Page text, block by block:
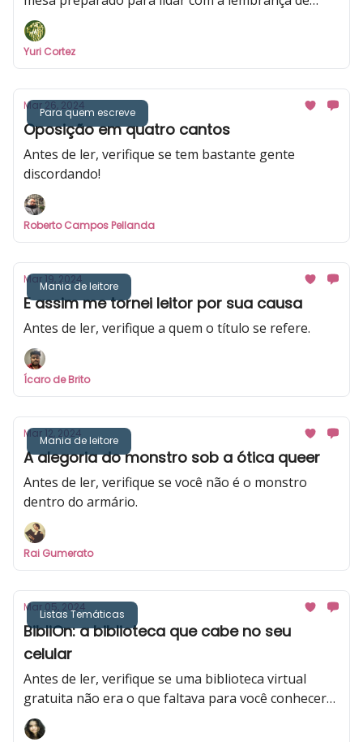
alguma coisa que sua avó tentou ensinar, mas que
você não teve tempo de aprender.
Yuri Cortez
Para quem escreve
Mar 26, 2024
Oposição em quatro cantos
Antes de ler, verifique se tem bastante gente
discordando!
Roberto Campos Pellanda
Mania de leitore
Mar 19, 2024
E assim me tornei leitor por sua causa
Antes de ler, verifique a quem o título se refere.
Ícaro de Brito
Mania de leitore
Mar 12, 2024
A alegoria do monstro sob a ótica queer
Antes de ler, verifique se você não é o monstro
dentro do armário.
Rai Gumerato
Listas Temáticas
Mar 05, 2024
BibliOn: a biblioteca que cabe no seu
celular
Antes de ler, verifique se uma biblioteca virtual
gratuita não era o que faltava para você conhecer
livros novos.